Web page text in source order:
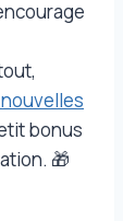
bonus
🎁